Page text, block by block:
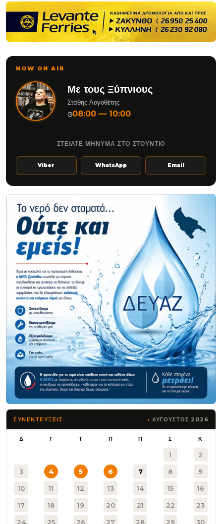
NOW ON AIR
Με τους Ξύπνιους
Στάθης Λογοθέτης
◷08:00 — 10:00
ΣΤΕΙΛΤΕ ΜΗΝΥΜΑ ΣΤΟ ΣΤΟΥΝΤΙΟ
Viber WhatsApp Email
ΣΥΝΕΝΤΕΥΞΕΙΣ ΑΥΓΟΥΣΤΟΣ 2026
Δ Τ Τ Π Π Σ Κ
1 2
3 4 5 6 7 8 9
10 11 12 13 14 15 16
17 18 19 20 21 22 23
24 25 26 27 28 29 30